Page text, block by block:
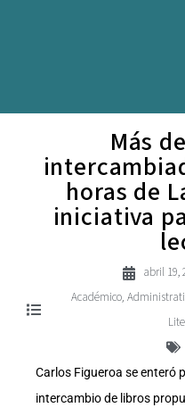
Más
horas de
iniciativa
abril 19,
Académico,
Carlos Figueroa se enteró
intercambio de libros